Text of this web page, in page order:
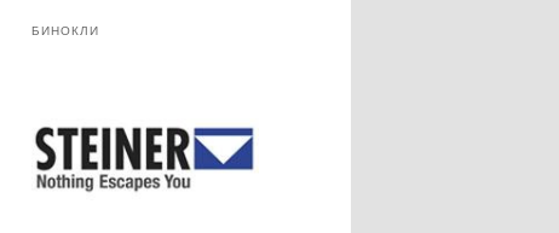
БИНОКЛИ